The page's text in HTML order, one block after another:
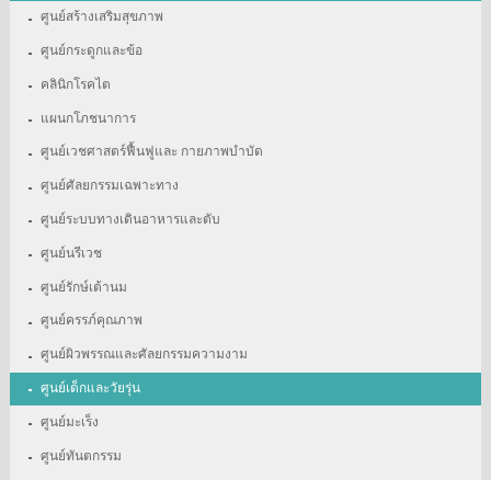
ศูนย์สร้างเสริมสุขภาพ
ศูนย์กระดูกและข้อ
คลินิกโรคไต
แผนกโภชนาการ
ศูนย์เวชศาสตร์ฟื้นฟูและ กายภาพบำบัด
ศูนย์ศัลยกรรมเฉพาะทาง
ศูนย์ระบบทางเดินอาหารและตับ
ศูนย์นรีเวช
ศูนย์รักษ์เต้านม
ศูนย์ครรภ์คุณภาพ
ศูนย์ผิวพรรณและศัลยกรรมความงาม
ศูนย์เด็กและวัยรุ่น
ศูนย์มะเร็ง
ศูนย์ทันตกรรม